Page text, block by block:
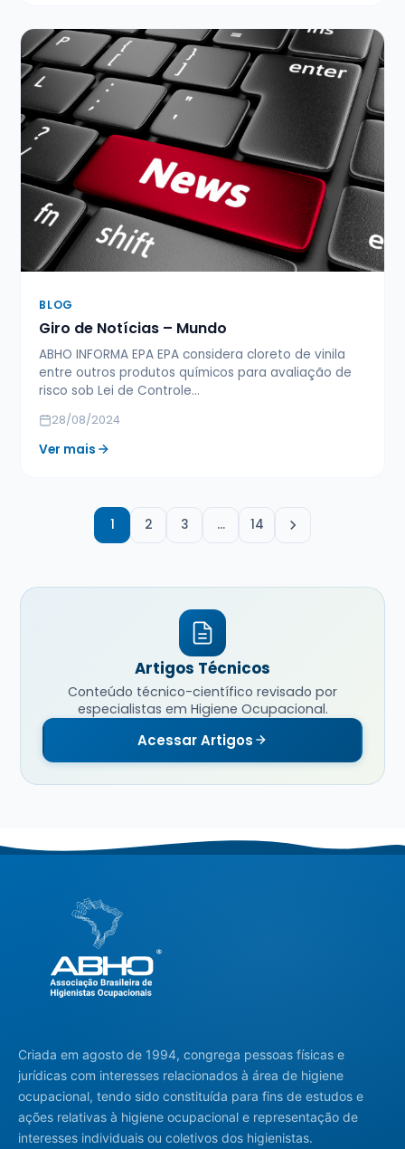
BLOG
Giro de Notícias – Mundo
ABHO INFORMA EPA EPA considera cloreto de vinila
entre outros produtos químicos para avaliação de
risco sob Lei de Controle…
28/08/2024
Ver mais
1 2 3 … 14
Artigos Técnicos
Conteúdo técnico-científico revisado por
especialistas em Higiene Ocupacional.
Acessar Artigos
Criada em agosto de 1994, congrega pessoas físicas e
jurídicas com interesses relacionados à área de higiene
ocupacional, tendo sido constituída para fins de estudos e
ações relativas à higiene ocupacional e representação de
interesses individuais ou coletivos dos higienistas.